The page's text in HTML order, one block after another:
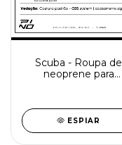
Scuba - Roupa de
neoprene para
ESPIAR